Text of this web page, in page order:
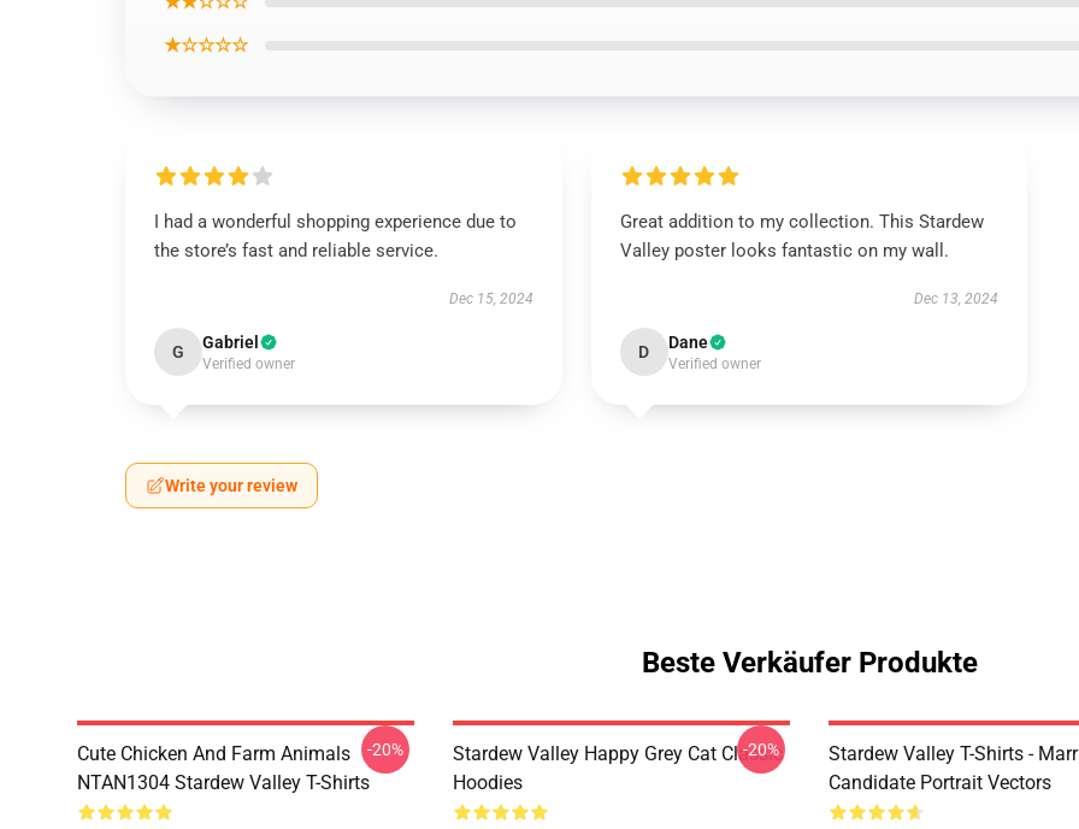
★☆☆☆☆
I had a wonderful shopping experience due to
the store’s fast and reliable service.
Dec 15, 2024
G Gabriel
Verified owner
Great addition to my collection. This Stardew
Valley poster looks fantastic on my wall.
Dec 13, 2024
D Dane
Verified owner
Write your review
Beste Verkäufer Produkte
Cute Chicken And Farm Animals
NTAN1304 Stardew Valley T-Shirts
-20%
Stardew Valley Happy Grey Cat Classic
Hoodies
-20%
Stardew Valley T-Shirts -
Candidate Portrait Vectors